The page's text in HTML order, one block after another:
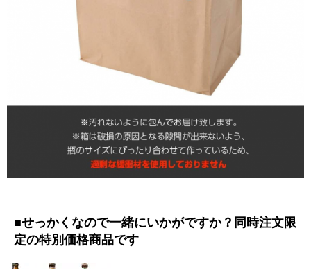
■せっかくなので一緒にいかがですか？同時注文限
定の特別価格商品です